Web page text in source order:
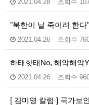
2021.04.28 조회수
"북한이 날 죽이려 한
2021.04.26 조회수
하태핫태No, 해악해악
2021.04.26 조회수
[ 김미영 칼럼 ] 국가보